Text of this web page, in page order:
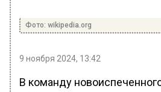
Фото: wikipedia.org
9 ноября 2024, 13:42
В команду